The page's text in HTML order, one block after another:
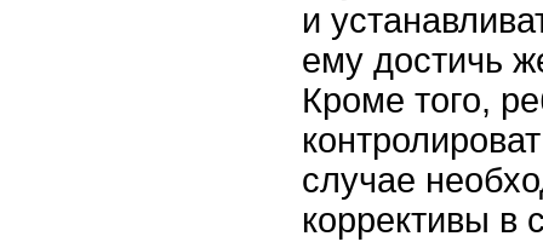
и
ему достичь
Кроме того,
случае
коррективы в